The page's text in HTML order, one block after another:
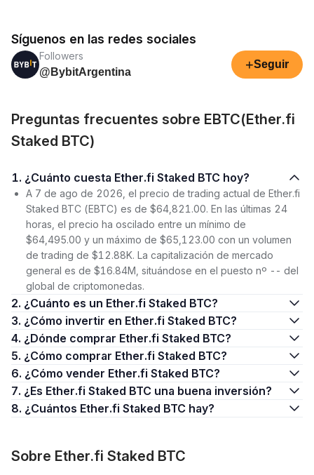
Síguenos en las redes sociales
Followers
@BybitArgentina
+Seguir
Preguntas frecuentes sobre EBTC(Ether.fi
Staked BTC)
1. ¿Cuánto cuesta Ether.fi Staked BTC hoy?
A 7 de ago de 2026, el precio de trading actual de Ether.fi
Staked BTC (EBTC) es de $64,821.00. En las últimas 24
horas, el precio ha oscilado entre un mínimo de
$64,495.00 y un máximo de $65,123.00 con un volumen
de trading de $12.88K. La capitalización de mercado
general es de $16.84M, situándose en el puesto nº -- del
global de criptomonedas.
2. ¿Cuánto es un Ether.fi Staked BTC?
3. ¿Cómo invertir en Ether.fi Staked BTC?
4. ¿Dónde comprar Ether.fi Staked BTC?
5. ¿Cómo comprar Ether.fi Staked BTC?
6. ¿Cómo vender Ether.fi Staked BTC?
7. ¿Es Ether.fi Staked BTC una buena inversión?
8. ¿Cuántos Ether.fi Staked BTC hay?
Sobre Ether.fi Staked BTC